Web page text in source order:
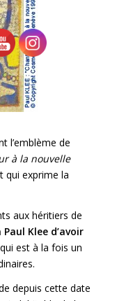
l’emblème de
à la nouvelle
qui exprime la
aux héritiers de
Klee d’avoir
est à la fois un
depuis cette date